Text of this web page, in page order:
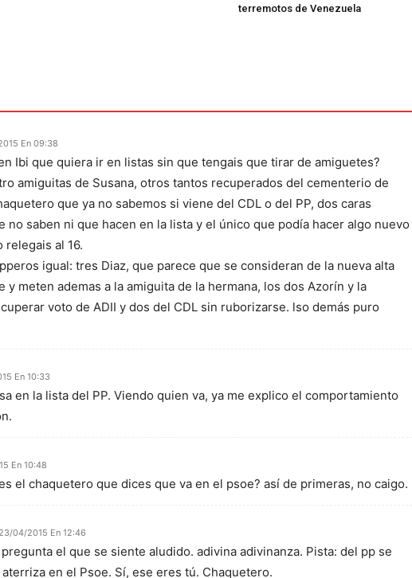
terremotos de Venezuela
En 09:38
Ibi que quiera ir en listas sin que tengais que tirar de amiguetes?
amiguitas de Susana, otros tantos recuperados del cementerio de
que ya no sabemos si viene del CDL o del PP, dos caras
no saben ni que hacen en la lista y el único que podía hacer algo nuevo
al 16.
igual: tres Diaz, que parece que se consideran de la nueva alta
y meten ademas a la amiguita de la hermana, los dos Azorín y la
voto de ADII y dos del CDL sin ruborizarse. lso demás puro
En 10:33
en la lista del PP. Viendo quien va, ya me explico el comportamiento
En 10:48
el chaquetero que dices que va en el psoe? así de primeras, no caigo.
23/04/2015 En 12:46
el que se siente aludido. adivina adivinanza. Pista: del pp se
en el Psoe. Sí, ese eres tú. Chaquetero.